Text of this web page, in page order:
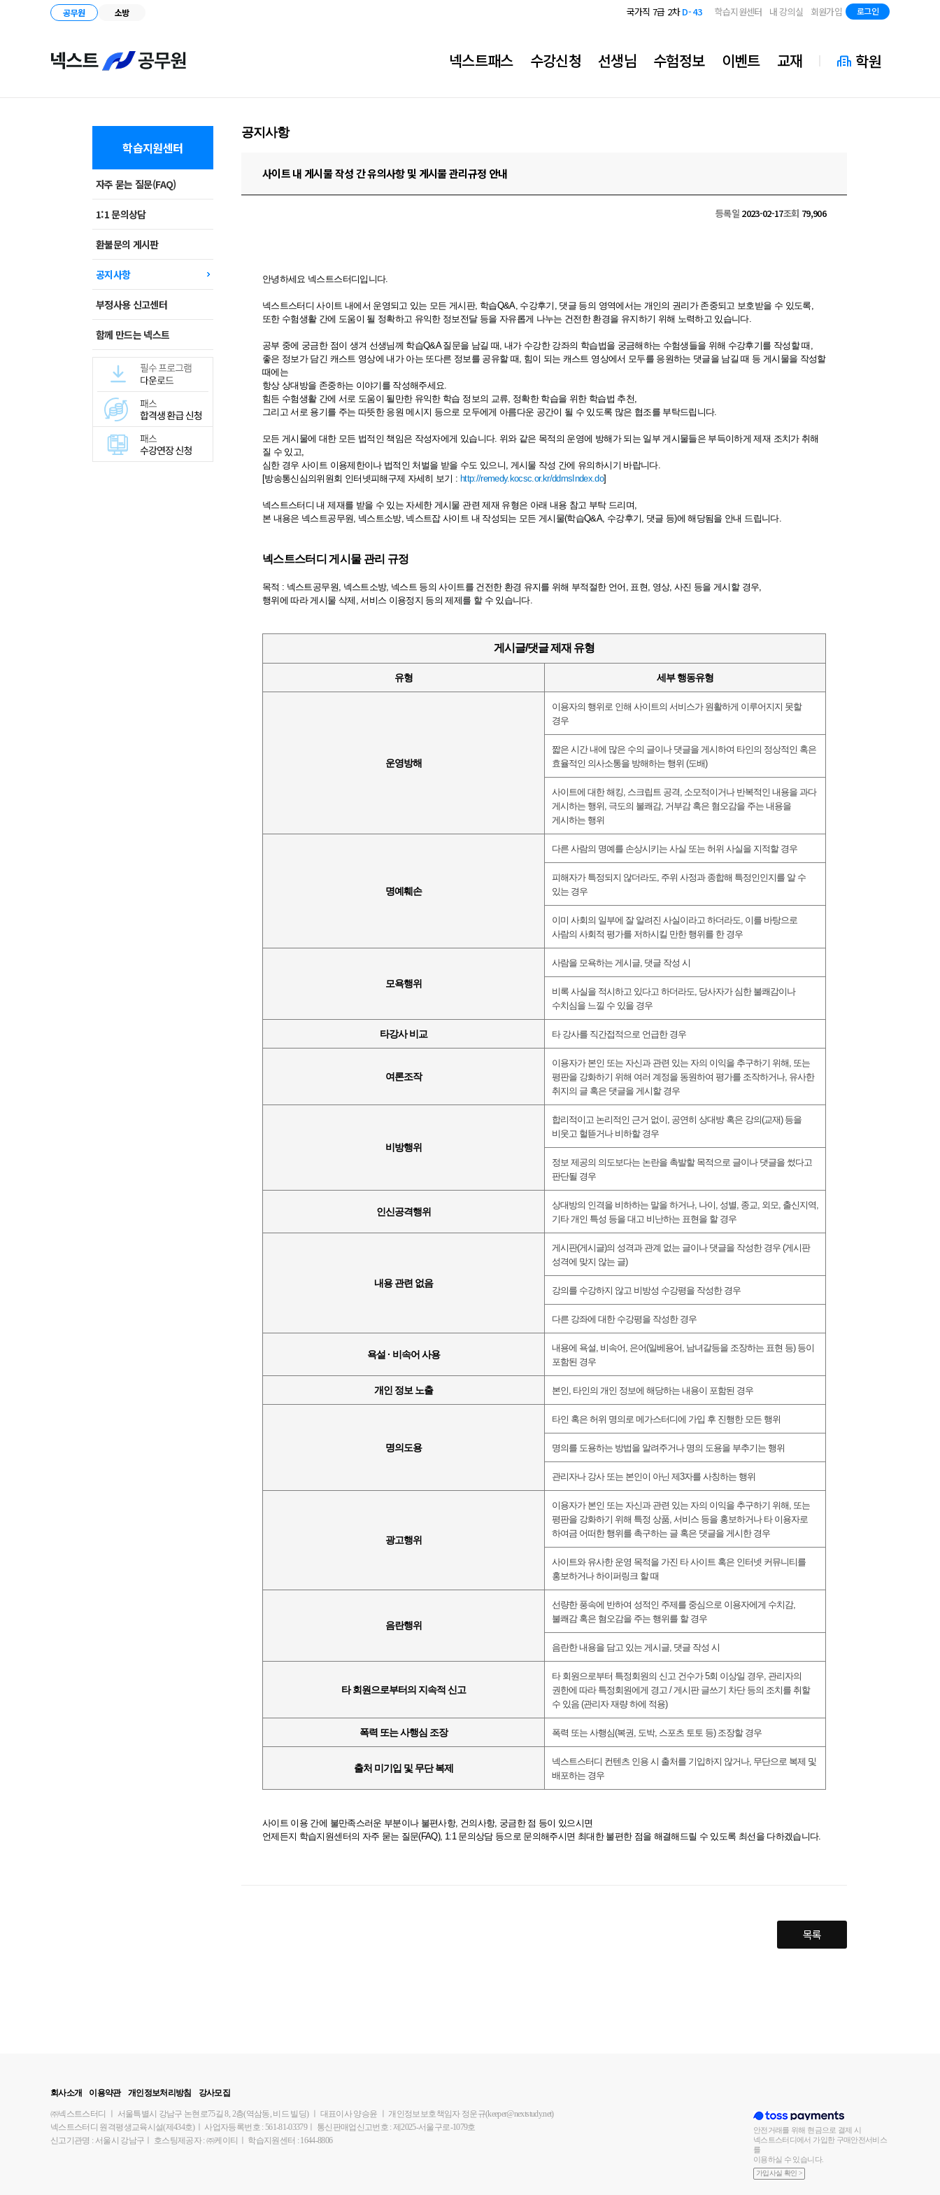
공무원 소방 학습지원센터 내 강의실 회원가입 로그인
국가직 7급 2차D-43
지방직 7급
넥스트패스 수강신청 선생님 수험정보 이벤트 교재 학원
학습지원센터
자주 묻는 질문(FAQ)
1:1 문의상담
환불문의 게시판
공지사항
부정사용 신고센터
함께 만드는 넥스트
공지사항
사이트 내 게시물 작성 간 유의사항 및 게시물 관리규정 안내
등록일2023-02-17조회 79,906
안녕하세요 넥스트스터디입니다.
넥스트스터디 사이트 내에서 운영되고 있는 모든 게시판, 학습Q&A, 수강후기, 댓글 등의 영역에서는 개인의 권리가 존중되고 보호받을 수 있도록,
또한 수험생활 간에 도움이 될 정확하고 유익한 정보전달 등을 자유롭게 나누는 건전한 환경을 유지하기 위해 노력하고 있습니다.
공부 중에 궁금한 점이 생겨 선생님께 학습Q&A 질문을 남길 때, 내가 수강한 강좌의 학습법을 궁금해하는 수험생들을 위해 수강후기를 작성할 때,
좋은 정보가 담긴 캐스트 영상에 내가 아는 또다른 정보를 공유할 때, 힘이 되는 캐스트 영상에서 모두를 응원하는 댓글을 남길 때 등 게시물을 작성할
때에는
항상 상대방을 존중하는 이야기를 작성해주세요.
힘든 수험생활 간에 서로 도움이 될만한 유익한 학습 정보의 교류, 정확한 학습을 위한 학습법 추천,
그리고 서로 용기를 주는 따뜻한 응원 메시지 등으로 모두에게 아름다운 공간이 될 수 있도록 많은 협조를 부탁드립니다.
모든 게시물에 대한 모든 법적인 책임은 작성자에게 있습니다. 위와 같은 목적의 운영에 방해가 되는 일부 게시물들은 부득이하게 제재 조치가 취해
질 수 있고,
심한 경우 사이트 이용제한이나 법적인 처벌을 받을 수도 있으니, 게시물 작성 간에 유의하시기 바랍니다.
[방송통신심의위원회 인터넷피해구제 자세히 보기 : http://remedy.kocsc.or.kr/ddmsIndex.do]
넥스트스터디 내 제재를 받을 수 있는 자세한 게시물 관련 제재 유형은 아래 내용 참고 부탁 드리며,
본 내용은 넥스트공무원, 넥스트소방, 넥스트잡 사이트 내 작성되는 모든 게시물(학습Q&A, 수강후기, 댓글 등)에 해당됨을 안내 드립니다.
​넥스트스터디 게시물 관리 규정
목적 : 넥스트공무원, 넥스트소방, 넥스트 등의 사이트를 건전한 환경 유지를 위해 부적절한 언어, 표현, 영상, 사진 등을 게시할 경우,
행위에 따라 게시물 삭제, 서비스 이용정지 등의 제제를 할 수 있습니다.
게시글/댓글 제재 유형
유형 세부 행동유형
운영방해
이용자의 행위로 인해 사이트의 서비스가 원활하게 이루어지지 못할
경우
짧은 시간 내에 많은 수의 글이나 댓글을 게시하여 타인의 정상적인 혹은
효율적인 의사소통을 방해하는 행위 (도배)
사이트에 대한 해킹, 스크립트 공격, 소모적이거나 반복적인 내용을 과다
게시하는 행위, 극도의 불쾌감, 거부감 혹은 혐오감을 주는 내용을
게시하는 행위
명예훼손
다른 사람의 명예를 손상시키는 사실 또는 허위 사실을 지적할 경우
피해자가 특정되지 않더라도, 주위 사정과 종합해 특정인인지를 알 수
있는 경우
이미 사회의 일부에 잘 알려진 사실이라고 하더라도, 이를 바탕으로
사람의 사회적 평가를 저하시킬 만한 행위를 한 경우
모욕행위
사람을 모욕하는 게시글, 댓글 작성 시
비록 사실을 적시하고 있다고 하더라도, 당사자가 심한 불쾌감이나
수치심을 느낄 수 있을 경우
타강사 비교 타 강사를 직간접적으로 언급한 경우
여론조작
이용자가 본인 또는 자신과 관련 있는 자의 이익을 추구하기 위해, 또는
평판을 강화하기 위해 여러 계정을 동원하여 평가를 조작하거나, 유사한
취지의 글 혹은 댓글을 게시할 경우
비방행위
합리적이고 논리적인 근거 없이, 공연히 상대방 혹은 강의(교재) 등을
비웃고 헐뜯거나 비하할 경우
정보 제공의 의도보다는 논란을 촉발할 목적으로 글이나 댓글을 썼다고
판단될 경우
인신공격행위
상대방의 인격을 비하하는 말을 하거나, 나이, 성별, 종교, 외모, 출신지역,
기타 개인 특성 등을 대고 비난하는 표현을 할 경우
내용 관련 없음
게시판(게시글)의 성격과 관계 없는 글이나 댓글을 작성한 경우 (게시판
성격에 맞지 않는 글)
강의를 수강하지 않고 비방성 수강평을 작성한 경우
다른 강좌에 대한 수강평을 작성한 경우
욕설 · 비속어 사용
내용에 욕설, 비속어, 은어(일베용어, 남녀갈등을 조장하는 표현 등) 등이
포함된 경우
개인 정보 노출 본인, 타인의 개인 정보에 해당하는 내용이 포함된 경우
명의도용
타인 혹은 허위 명의로 메가스터디에 가입 후 진행한 모든 행위
명의를 도용하는 방법을 알려주거나 명의 도용을 부추기는 행위
관리자나 강사 또는 본인이 아닌 제3자를 사칭하는 행위
광고행위
이용자가 본인 또는 자신과 관련 있는 자의 이익을 추구하기 위해, 또는
평판을 강화하기 위해 특정 상품, 서비스 등을 홍보하거나 타 이용자로
하여금 어떠한 행위를 촉구하는 글 혹은 댓글을 게시한 경우
사이트와 유사한 운영 목적을 가진 타 사이트 혹은 인터넷 커뮤니티를
홍보하거나 하이퍼링크 할 때
음란행위
선량한 풍속에 반하여 성적인 주제를 중심으로 이용자에게 수치감,
불쾌감 혹은 혐오감을 주는 행위를 할 경우
음란한 내용을 담고 있는 게시글, 댓글 작성 시
타 회원으로부터의 지속적 신고
타 회원으로부터 특정회원의 신고 건수가5회 이상일 경우, 관리자의
권한에 따라 특정회원에게 경고 /게시판 글쓰기 차단 등의 조치를 취할
수 있음 (관리자 재량 하에 적용)
폭력 또는 사행심 조장 폭력 또는 사행심(복권, 도박, 스포츠 토토 등) 조장할 경우
출처 미기입 및 무단 복제
넥스트스터디 컨텐츠 인용 시 출처를 기입하지 않거나, 무단으로 복제 및
배포하는 경우
사이트 이용 간에 불만족스러운 부분이나 불편사항, 건의사항, 궁금한 점 등이 있으시면
언제든지 학습지원센터의 자주 묻는 질문(FAQ), 1:1 문의상담 등으로 문의해주시면 최대한 불편한 점을 해결해드릴 수 있도록 최선을 다하겠습니다.
목록
회사소개 이용약관 개인정보처리방침 강사모집
㈜넥스트스터디 서울특별시 강남구 논현로75길 8, 2층(역삼동, 비드 빌딩) 대표이사 양승윤
개인정보보호책임자 정운규(keeper@nextstudy.net)
넥스트스터디 원격평생교육시설(제434호)ㅣ 사업자등록번호 : 561-81-03379ㅣ
통신판매업신고번호 : 제2025-서울구로-1079호
신고기관명 : 서울시 강남구
호스팅제공자 : ㈜케이티 학습지원센터 : 1644-8806
안전거래를 위해 현금으로 결제 시
넥스트스터디에서 가입한 구매안전서비스
를
이용하실 수 있습니다.
가입사실 확인 >